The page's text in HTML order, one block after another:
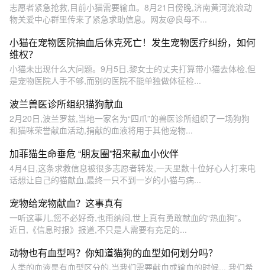
志愿者紧急抢救,目前小猫需要输血。8月21日傍晚,济南黄河流浪动
物关爱中心群里传来了紧急求助信息。网友@良母不...
小猫在宠物医院抽血后休克死亡！发生宠物医疗纠纷，如何
维权？
小猫未出现什么大问题。9月5日,黎女士的丈夫打算带小猫去体检,但
是宠物医院人手不够,而别的医院不能单独做体征检...
波兰兽医诊所组织猫狗献血
2月20日,波兰罗兹,当地一家名为“四爪”的兽医诊所组织了一场狗狗
和猫咪荣誉献血活动,捐献的血液将用于其他宠物...
加菲猫生命垂危 “朋友圈”招来献血小伙伴
4月4日,这条求救信息被很多志愿者转发,一天里数十位好心人打来电
话想让自己的猫献血,最终一只不到一岁的小猫与病...
宠物给宠物献血？这事真有
一听这事儿,您不必好奇,也甭纳闷,世上真有勇敢献血的“热血狗”。
近日,《信息时报》报道,不只是人需要有充足的...
动物也有血型吗？你知道猫狗的血型如何划分吗？
人类的血液是有血型区分的,当我们需要献血或输血的时候... 我们希